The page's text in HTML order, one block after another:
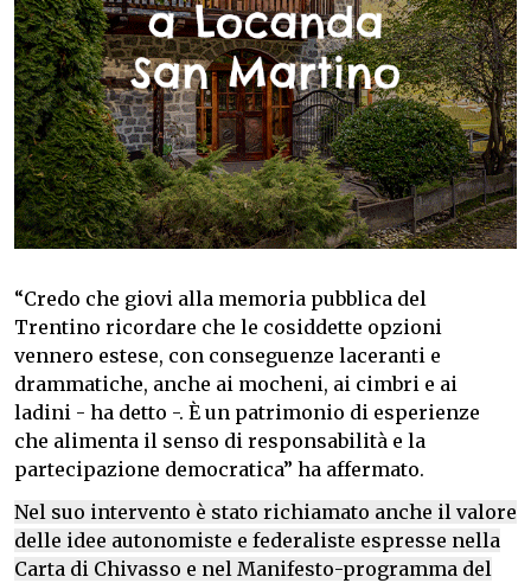
“Credo che giovi alla memoria pubblica del
Trentino ricordare che le cosiddette opzioni
vennero estese, con conseguenze laceranti e
drammatiche, anche ai mocheni, ai cimbri e ai
ladini - ha detto -. È un patrimonio di esperienze
che alimenta il senso di responsabilità e la
partecipazione democratica” ha affermato.
Nel suo intervento è stato richiamato anche il valore
delle idee autonomiste e federaliste espresse nella
Carta di Chivasso e nel Manifesto-programma del